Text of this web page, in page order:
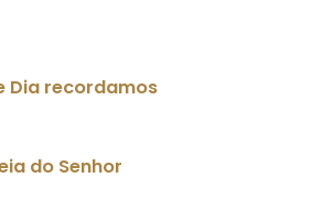
Dia recordamos
do Senhor